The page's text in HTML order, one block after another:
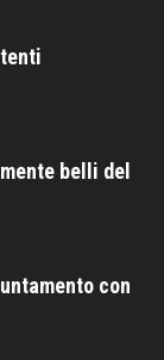
belli del
con